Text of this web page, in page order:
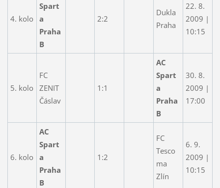
4. kolo
Spart
a
Praha
B
2:2
Dukla
Praha
22. 8.
2009 |
10:15
5. kolo
FC
ZENIT
Čáslav
1:1
AC
Spart
a
Praha
B
30. 8.
2009 |
17:00
6. kolo
AC
Spart
a
Praha
B
1:2
FC
Tesco
ma
Zlín
6. 9.
2009 |
10:15